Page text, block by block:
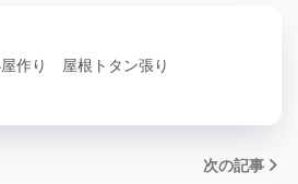
屋作り 屋根トタン張り
次の記事